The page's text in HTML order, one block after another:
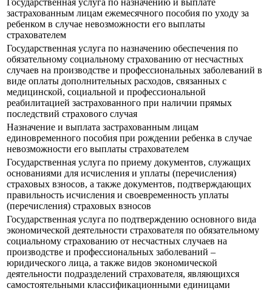
Государственная услуга по назначению и выплате
застрахованным лицам ежемесячного пособия по уходу за
ребенком в случае невозможности его выплаты
страхователем
Государственная услуга по назначению обеспечения по
обязательному социальному страхованию от несчастных
случаев на производстве и профессиональных заболеваний в
виде оплаты дополнительных расходов, связанных с
медицинской, социальной и профессиональной
реабилитацией застрахованного при наличии прямых
последствий страхового случая
Назначение и выплата застрахованным лицам
единовременного пособия при рождении ребенка в случае
невозможности его выплаты страхователем
Государственная услуга по приему документов, служащих
основаниями для исчисления и уплаты (перечисления)
страховых взносов, а также документов, подтверждающих
правильность исчисления и своевременность уплаты
(перечисления) страховых взносов
Государственная услуга по подтверждению основного вида
экономической деятельности страхователя по обязательному
социальному страхованию от несчастных случаев на
производстве и профессиональных заболеваний –
юридического лица, а также видов экономической
деятельности подразделений страхователя, являющихся
самостоятельными классификационными единицами